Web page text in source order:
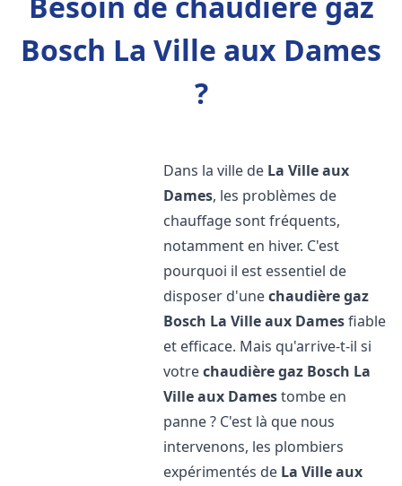
Bosch La Ville aux Dames
?
Dans la ville de La Ville aux
Dames, les problèmes de
chauffage sont fréquents,
notamment en hiver. C'est
pourquoi il est essentiel de
disposer d'unechaudière gaz
Bosch La Ville aux Damesfiable
et efficace. Mais qu'arrive-t-il si
votrechaudière gaz Bosch La
Ville aux Damestombe en
panne ? C'est là que nous
intervenons, les plombiers
expérimentés de La Ville aux